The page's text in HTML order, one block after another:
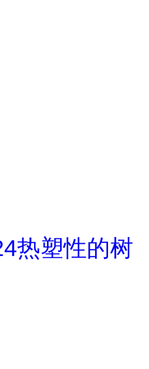
热塑性的树